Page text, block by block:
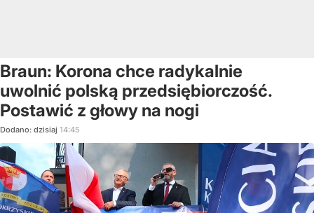
Braun: Korona chce radykalnie
uwolnić polską przedsiębiorczość.
Postawić z głowy na nogi
Dodano: dzisiaj 14:45